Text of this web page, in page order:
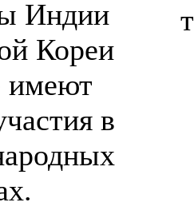
Индии
Кореи
имеют
в